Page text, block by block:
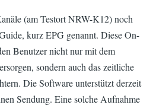
(am Testort NRW-K12) noch
kurz EPG genannt. Diese On-
Benutzer nicht nur mit dem
sondern auch das zeitliche
Die Software unterstützt derzeit
Sendung. Eine solche Aufnahme